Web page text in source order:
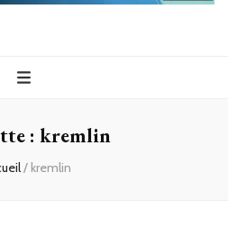
le
: kremlin
/ kremlin